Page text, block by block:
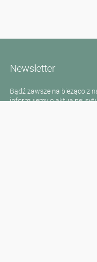
Newsletter
Bądź zawsze na bieżąco z
informujemy o aktualnej